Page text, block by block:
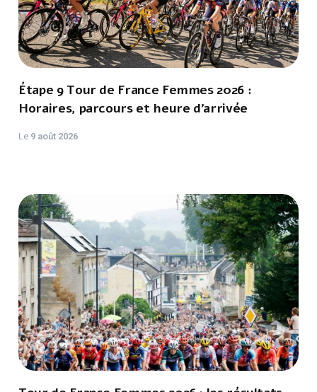
Étape 9 Tour de France Femmes 2026 :
Horaires, parcours et heure d’arrivée
Le 9 août 2026